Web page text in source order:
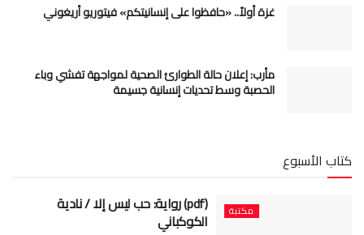
غزة أولاً.. «حافظوا على إنسانيتكم» فيتوريو أريغوني
مأرب: إعلان حالة الطوارئ الصحية لمواجهة تفشي وباء
الحصبة وسط تحديات إنسانية جسيمة
كتاب الأسبوع
مكتبة (pdf) رواية: حب ليس إلا / نادية
الكوكباني